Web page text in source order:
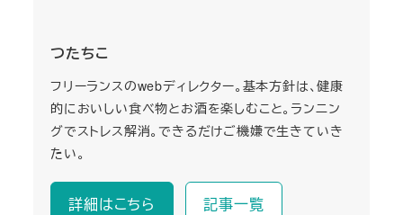
つたちこ
フリーランスのwebディレクター。基本方針は、健康
的においしい食べ物とお酒を楽しむこと。ランニン
グでストレス解消。できるだけご機嫌で生きていき
たい。
詳細はこちら 記事一覧